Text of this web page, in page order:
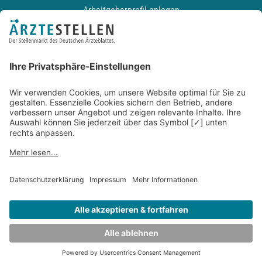
Arbeitgeberprofil anlegen
Recruiting-Podcast
Kontakt
Datenschutz
Newsletter
Entwickelt durchJOBIQO